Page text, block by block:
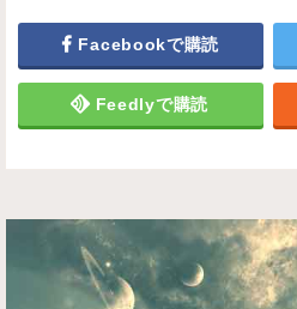
Facebookで購読
Feedlyで購読